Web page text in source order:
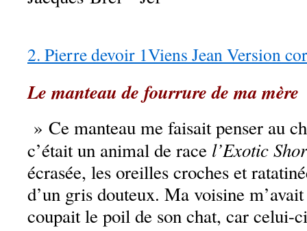
2. Pierre devoir 1Viens Jean Version
Le manteau de fourrure de ma mère
» Ce manteau me faisait penser au
c’était un animal de race l’Exotic
écrasée, les oreilles croches et
d’un gris douteux. Ma voisine
coupait le poil de son chat, car celui-